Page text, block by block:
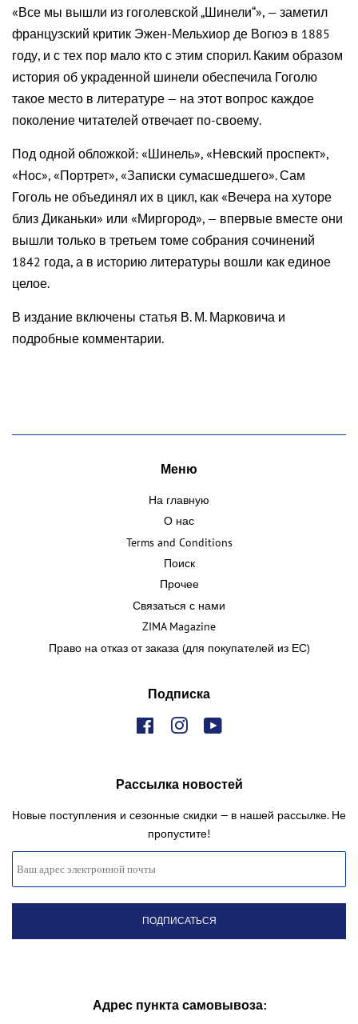
«Все мы вышли из гоголевской „Шинели“», — заметил
французский критик Эжен-Мельхиор де Вогюэ в 1885
году, и с тех пор мало кто с этим спорил. Каким образом
история об украденной шинели обеспечила Гоголю
такое место в литературе — на этот вопрос каждое
поколение читателей отвечает по-своему.
Под одной обложкой: «Шинель», «Невский проспект»,
«Нос», «Портрет», «Записки сумасшедшего». Сам
Гоголь не объединял их в цикл, как «Вечера на хуторе
близ Диканьки» или «Миргород», — впервые вместе они
вышли только в третьем томе собрания сочинений
1842 года, а в историю литературы вошли как единое
целое.
В издание включены статья В. М. Марковича и
подробные комментарии.
Меню
На главную
О нас
Terms and Conditions
Поиск
Прочее
Связаться с нами
ZIMA Magazine
Право на отказ от заказа (для покупателей из ЕС)
Подписка
FacebookInstagram
Рассылка новостей
Новые поступления и сезонные скидки — в нашей рассылке. Не
пропустите!
Адрес пункта самовывоза: